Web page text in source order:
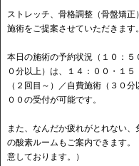
ストレッチ、骨格調整（骨盤矯
施術をご提案させていただきます。
本日の施術の予約状況（１０：
０分以上）は、１４：００・１
（２回目～）／自費施術（３０
００の受付が可能です。
また、なんだか疲れがとれない
の酸素ルームもご案内できます
意しております。）